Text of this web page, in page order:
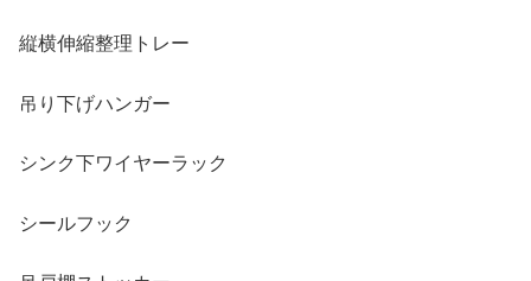
縦横伸縮整理トレー
吊り下げハンガー
シンク下ワイヤーラック
シールフック